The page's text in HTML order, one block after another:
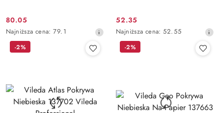
Cena
promocyjna:
80.05
Najniższa
cena
obniżką
Najniższa cena: 79.1
Cena
promocyjna:
52.35
Najniższa
cena
Najniższa cena: 52.55
-2% -2%